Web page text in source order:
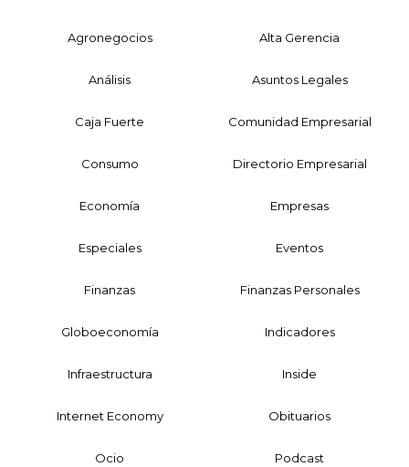
Agronegocios Alta Gerencia
Análisis Asuntos Legales
Caja Fuerte Comunidad Empresarial
Consumo Directorio Empresarial
Economía Empresas
Especiales Eventos
Finanzas Finanzas Personales
Globoeconomía Indicadores
Infraestructura Inside
Internet Economy Obituarios
Ocio Podcast